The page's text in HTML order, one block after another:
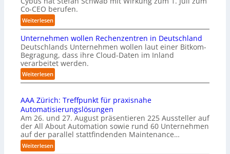
n
s
p
k
t
i
o
n
m
t
n
a
t
i
v
o
m
m
t
a
u
f
d
i
m
p
l
e
m
e
Co-CEO berufen.
Weiterlesen:
C
y
b
u
s
e
u
f
t
S
t
e
f
Unternehmen wollen Rechenzentren in Deutschland
Deutschlands Unternehmen wollen laut einer Bitkom-
Begragung, dass ihre Cloud-Daten im Inland
verarbeitet werden.
Weiterlesen:
U
t
e
r
n
e
h
m
AAA Zürich: Treffpunkt für praxisnahe
Automatisierungslösungen
Am 26. und 27. August präsentieren 225 Aussteller auf
der All About Automation sowie rund 60 Unternehmen
auf der parallel stattfindenden Maintenance…
Weiterlesen: